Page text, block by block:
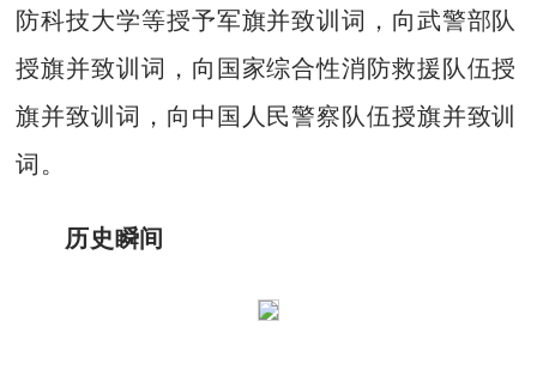
防科技大学等授予军旗并致训词，向武警部队
授旗并致训词，向国家综合性消防救援队伍授
旗并致训词，向中国人民警察队伍授旗并致训
词。
历史瞬间